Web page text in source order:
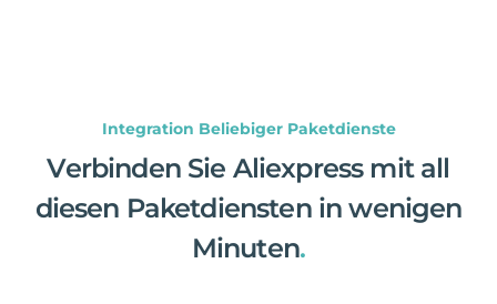
Integration Beliebiger Paketdienste
Verbinden Sie Aliexpress mit all
diesen Paketdiensten in wenigen
Minuten.